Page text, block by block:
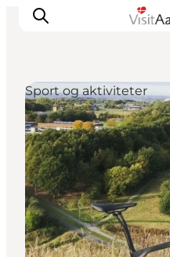
Oplevelser
Kalender
Byer og steder
Planlæg ferien
Transport
Sport og aktiviteter